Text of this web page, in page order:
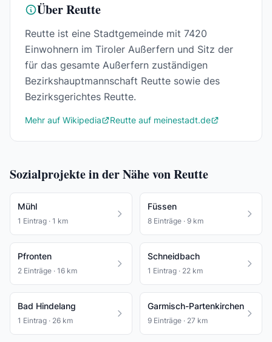
Über Reutte
Reutte ist eine Stadtgemeinde mit 7420
Einwohnern im Tiroler Außerfern und Sitz der
für das gesamte Außerfern zuständigen
Bezirkshauptmannschaft Reutte sowie des
Bezirksgerichtes Reutte.
Mehr auf Wikipedia Reutte auf meinestadt.de
Sozialprojekte in der Nähe von Reutte
Mühl
1 Eintrag · 1 km
Füssen
8 Einträge · 9 km
Pfronten
2 Einträge · 16 km
Schneidbach
1 Eintrag · 22 km
Bad Hindelang
1 Eintrag · 26 km
Garmisch-Partenkirchen
9 Einträge · 27 km